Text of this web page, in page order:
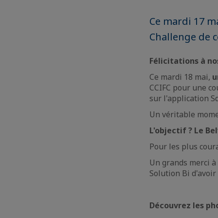
Ce mardi 17
Challenge de
Félicitations à
Ce mardi 18 mai,
CCIFC pour une
sur l'application
Un véritable
L'objectif ? Le
Pour les plus
Un grands merci
Solution Bi
Découvrez les